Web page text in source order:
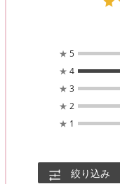
★ 5
★ 4
★ 3
★ 2
★ 1
絞り込み